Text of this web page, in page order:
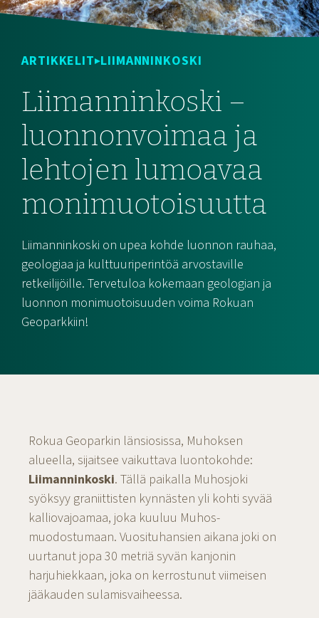
ARTIKKELIT LIIMANNINKOSKI
Liimanninkoski –
luonnonvoimaa ja
lehtojen lumoavaa
monimuotoisuutta
Liimanninkoski on upea kohde luonnon rauhaa,
geologiaa ja kulttuuriperintöä arvostaville
retkeilijöille. Tervetuloa kokemaan geologian ja
luonnon monimuotoisuuden voima Rokuan
Geoparkkiin!
Rokua Geoparkin länsiosissa, Muhoksen
alueella, sijaitsee vaikuttava luontokohde:
Liimanninkoski. Tällä paikalla Muhosjoki
syöksyy graniittisten kynnästen yli kohti syvää
kalliovajoamaa, joka kuuluu Muhos-
muodostumaan. Vuosituhansien aikana joki on
uurtanut jopa 30 metriä syvän kanjonin
harjuhiekkaan, joka on kerrostunut viimeisen
jääkauden sulamisvaiheessa.